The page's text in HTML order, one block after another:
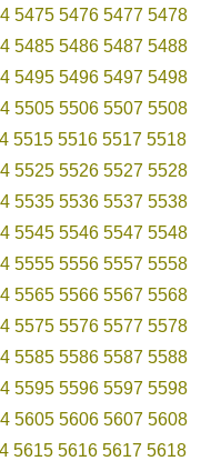
5475 5476 5477 5478
5485 5486 5487 5488
5495 5496 5497 5498
5505 5506 5507 5508
5515 5516 5517 5518
5525 5526 5527 5528
5535 5536 5537 5538
5545 5546 5547 5548
5555 5556 5557 5558
5565 5566 5567 5568
5575 5576 5577 5578
5585 5586 5587 5588
5595 5596 5597 5598
5605 5606 5607 5608
5615 5616 5617 5618